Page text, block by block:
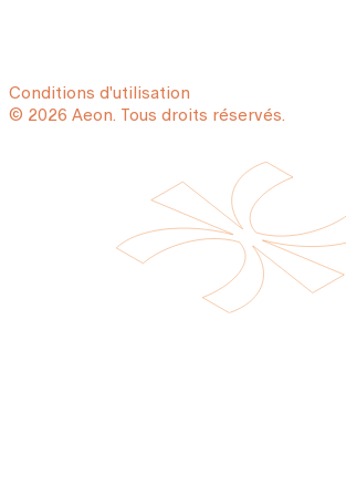
Conditions d'utilisation
© 2026 Aeon. Tous droits réservés.